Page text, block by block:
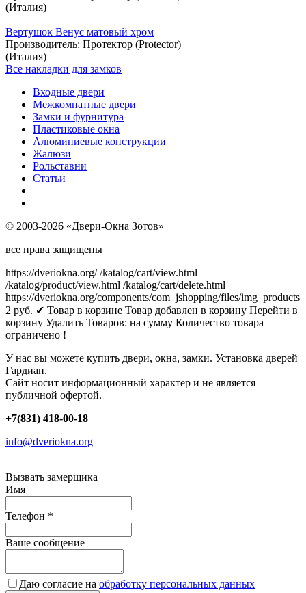
(Италия)
Вертушок Венус матовый хром
Производитель: Протектор (Protector)
(Италия)
Все накладки для замков
Входные двери
Межкомнатные двери
Замки и фурнитура
Пластиковые окна
Алюминиевые конструкции
Жалюзи
Рольставни
Статьи
© 2003-2026 «Двери-Окна Зотов»
все права защищены
https://dveriokna.org/ /katalog/cart/view.html
/katalog/product/view.html /katalog/cart/delete.html
https://dveriokna.org/components/com_jshopping/files/img_products
2 руб. ✔ Товар в корзине Товар добавлен в корзину Перейти в
корзину Удалить Товаров: на сумму Количество товара
ограничено !
У нас вы можете купить двери, окна, замки. Установка дверей
Гардиан.
Сайт носит информационный характер и не является
публичной офертой.
+7(831) 418-00-18
info@dveriokna.org
Вызвать замерщика
Имя
Телефон *
Ваше сообщение
Даю согласие на обработку персональных данных